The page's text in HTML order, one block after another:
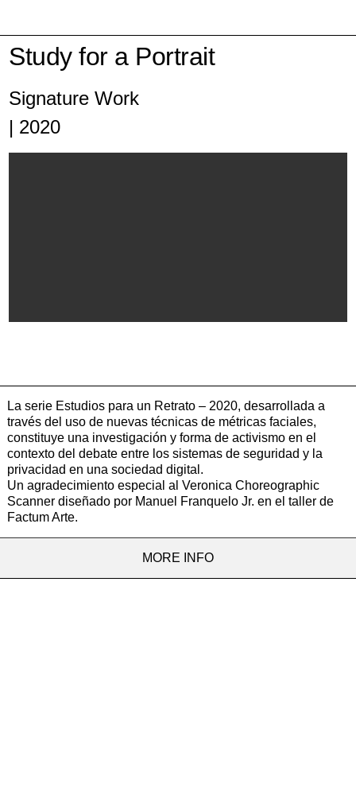
Study for a Portrait
Signature Work
| 2020
La serie Estudios para un Retrato – 2020, desarrollada a
través del uso de nuevas técnicas de métricas faciales,
constituye una investigación y forma de activismo en el
contexto del debate entre los sistemas de seguridad y la
privacidad en una sociedad digital.
Un agradecimiento especial al Veronica Choreographic
Scanner diseñado por Manuel Franquelo Jr. en el taller de
Factum Arte.
MORE INFO